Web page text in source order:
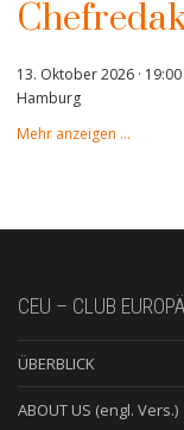
13. Oktober 2026 ·
Hamburg
Mehr anzeigen …
CEU – CLUB
ÜBERBLICK
ABOUT US (engl. Vers.)